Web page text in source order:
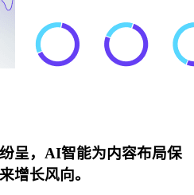
呈，AI智能为内容布局保
增长风向。